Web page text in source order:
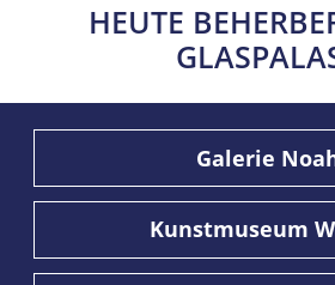
HEUTE
Galerie
Kunstmuseum